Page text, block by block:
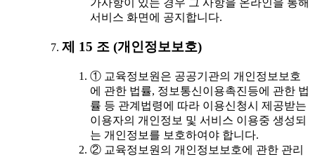
서비스 화면에 공지합니다.
제 15 조 (개인정보보호)
① 교육정보원은 공공기관의 개인정보보호
에 관한 법률, 정보통신이용촉진등에 관한 법
률 등 관계법령에 따라 이용신청시 제공받는
이용자의 개인정보 및 서비스 이용중 생성되
는 개인정보를 보호하여야 합니다.
② 교육정보원의 개인정보보호에 관한 관리